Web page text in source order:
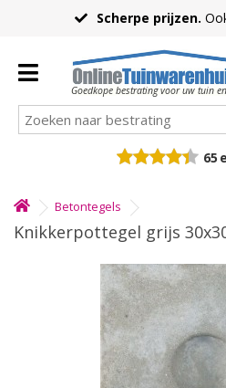
Scherpe prijzen.
Goedkope bestrating voor uw tuin
65
Betontegels
Knikkerpottegel grijs